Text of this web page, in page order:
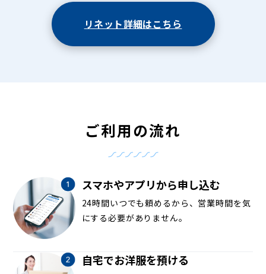
リネット詳細はこちら
ご利用の流れ
スマホやアプリから申し込む
24時間いつでも頼めるから、営業時間を気
にする必要がありません。
自宅でお洋服を預ける